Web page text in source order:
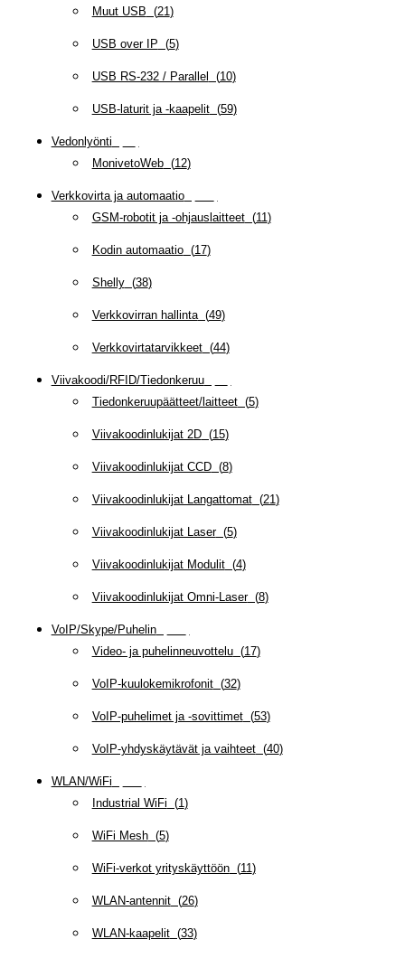
Muut USB (21)
USB over IP (5)
USB RS-232 / Parallel (10)
USB-laturit ja -kaapelit(59)
Vedonlyönti
MonivetoWeb(12)
Verkkovirta ja automaatio(
GSM-robotit ja -ohjauslaitteet(11)
Kodin automaatio(17)
Shelly(38)
Verkkovirran hallinta(49)
Verkkovirtatarvikkeet(44)
Viivakoodi/RFID/Tiedonkeruu(
Tiedonkeruupäätteet/laitteet(5)
Viivakoodinlukijat 2D(15)
Viivakoodinlukijat CCD(8)
Viivakoodinlukijat Langattomat(21)
Viivakoodinlukijat Laser(5)
Viivakoodinlukijat Modulit(4)
Viivakoodinlukijat Omni-Laser(8)
VoIP/Skype/Puhelin(
Video- ja puhelinneuvottelu(17)
VoIP-kuulokemikrofonit(32)
VoIP-puhelimet ja -sovittimet(53)
VoIP-yhdyskäytävät ja vaihteet(40)
WLAN/WiFi
Industrial WiFi (1)
WiFi Mesh(5)
WiFi-verkot yrityskäyttöön(11)
WLAN-antennit(26)
WLAN-kaapelit(33)